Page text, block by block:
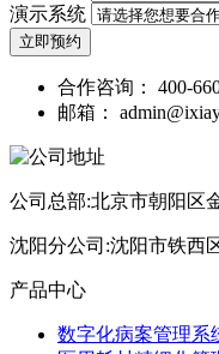
演示系统
立即预约
合作咨询： 400-
邮箱：
公司总部:北京市朝阳区
沈阳分公司:沈阳市铁西
产品中心
数字化病案管理系